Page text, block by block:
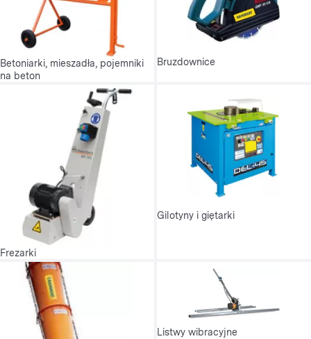
Betoniarki, mieszadła, pojemniki
na beton
Bruzdownice
Frezarki
Gilotyny i giętarki
Listwy wibracyjne